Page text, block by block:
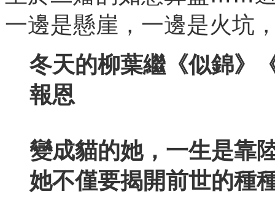
一邊是懸崖，一邊是火坑
冬天的柳葉繼《似錦》
報恩
變成貓的她，一生是靠
她不僅要揭開前世的種